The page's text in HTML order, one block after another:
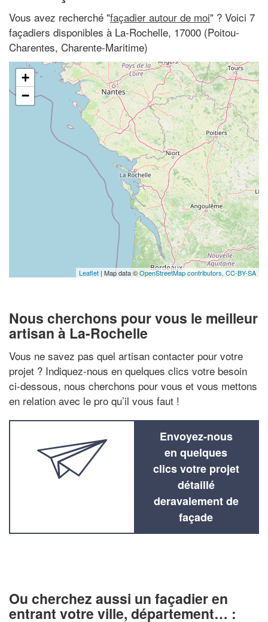
Vous avez recherché "façadier autour de moi" ? Voici 7
façadiers disponibles à La-Rochelle, 17000 (Poitou-
Charentes, Charente-Maritime)
+
−
Leaflet | Map data ©OpenStreetMap contributors, CC-BY-SA
Nous cherchons pour vous le meilleur
artisan à La-Rochelle
Vous ne savez pas quel artisan contacter pour votre
projet ? Indiquez-nous en quelques clics votre besoin
ci-dessous, nous cherchons pour vous et vous mettons
en relation avec le pro qu’il vous faut !
Envoyez-nous
en quelques
clics votre projet
détaillé
deravalement de
façade
Ou cherchez aussi un façadier en
entrant votre ville, département… :